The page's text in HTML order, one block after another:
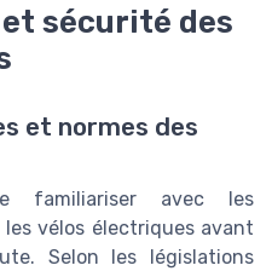
sécurité des
et normes des
familiariser avec les
vélos électriques avant
Selon les législations